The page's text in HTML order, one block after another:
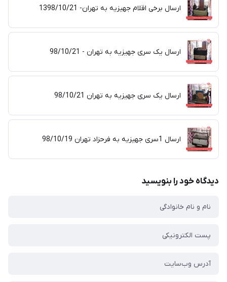
ارسال برخی اقلام جهیزیه به تهران- 1398/10/21
ارسال یک سری جهیزیه به تهران - 98/10/21
ارسال یک سری جهیزیه به تهران 98/10/21
ارسال 1سری جهیزیه به فرحزاد تهران 98/10/19
دیدگاه خود را بنویسید